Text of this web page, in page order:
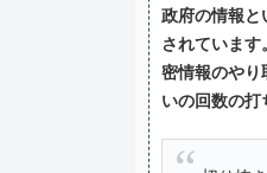
政府の情報と
されていま
密情報のやり
いの回数の打